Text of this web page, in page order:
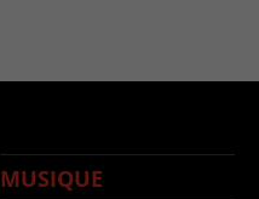
MUSIQUE